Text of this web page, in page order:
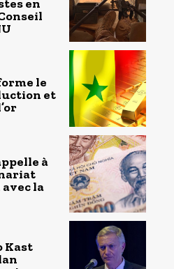
en
le
et
à
la
Kast